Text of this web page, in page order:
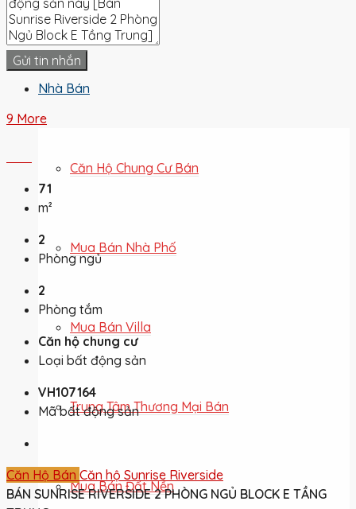
Cho Thuê
Nhà Bán
Căn Hộ Chung Cư Bán
Mua Bán Nhà Phố
Mua Bán Villa
Trung Tâm Thương Mại Bán
Mua Bán Đất Nền
Gửi tin nhắn
9 More
71
m²
2
Phòng ngủ
2
Phòng tắm
Căn hộ chung cư
Loại bất động sản
VH107164
Mã bất động sản
Căn Hộ Bán Căn hộ Sunrise Riverside
BÁN SUNRISE RIVERSIDE 2 PHÒNG NGỦ BLOCK E TẦNG